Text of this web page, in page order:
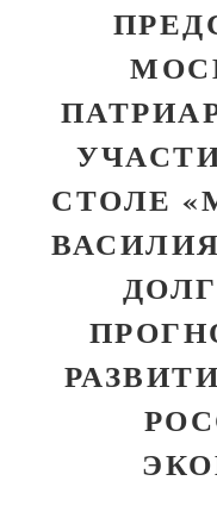
СТОЛЕ